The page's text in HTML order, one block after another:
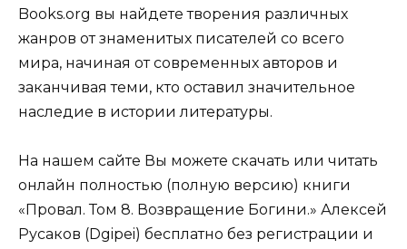
Books.org вы найдете творения различных
жанров от знаменитых писателей со всего
мира, начиная от современных авторов и
заканчивая теми, кто оставил значительное
наследие в истории литературы.
На нашем сайте Вы можете скачать или читать
онлайн полностью (полную версию) книги
«Провал. Том 8. Возвращение Богини.» Алексей
Русаков (Dgipei) бесплатно без регистрации и